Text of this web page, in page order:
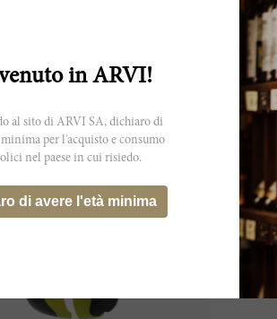
in ARVI!
al sito di ARVI SA, dichiaro di
minima per l'acquisto e consumo
nel paese in cui risiedo.
di avere l'età minima